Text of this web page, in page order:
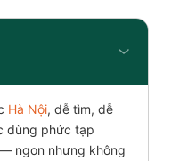
Hà Nội, dễ tìm, dễ
dùng phức tạp
ngon nhưng không